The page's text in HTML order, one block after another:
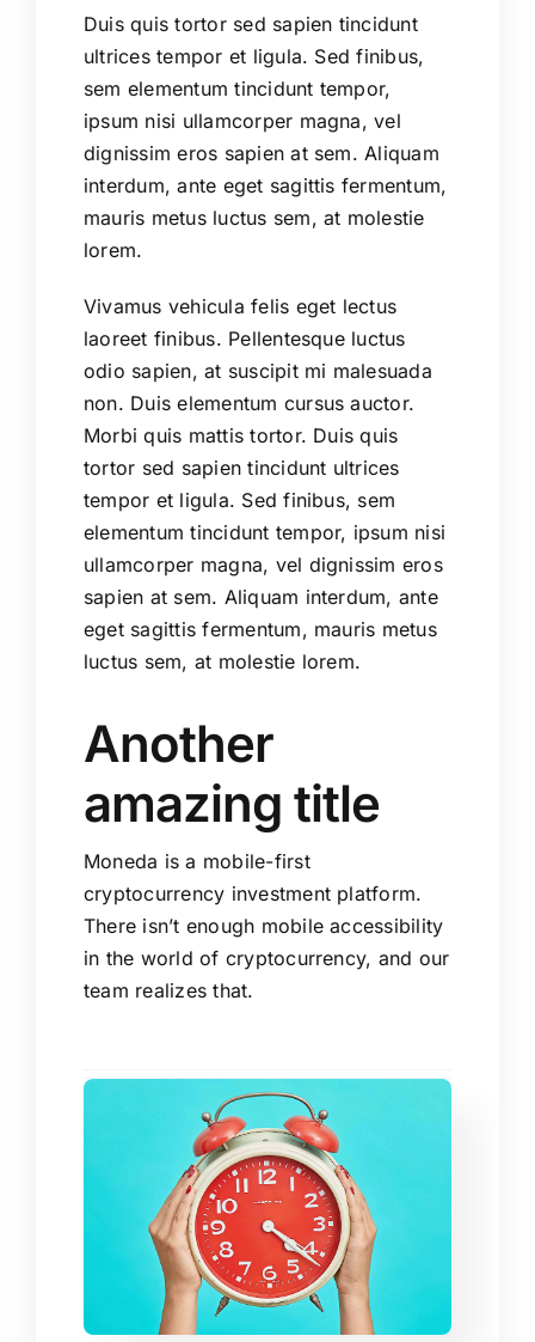
Duis quis tortor sed sapien tincidunt
ultrices tempor et ligula. Sed finibus,
sem elementum tincidunt tempor,
ipsum nisi ullamcorper magna, vel
dignissim eros sapien at sem. Aliquam
interdum, ante eget sagittis fermentum,
mauris metus luctus sem, at molestie
lorem.
Vivamus vehicula felis eget lectus
laoreet finibus. Pellentesque luctus
odio sapien, at suscipit mi malesuada
non. Duis elementum cursus auctor.
Morbi quis mattis tortor. Duis quis
tortor sed sapien tincidunt ultrices
tempor et ligula. Sed finibus, sem
elementum tincidunt tempor, ipsum nisi
ullamcorper magna, vel dignissim eros
sapien at sem. Aliquam interdum, ante
eget sagittis fermentum, mauris metus
luctus sem, at molestie lorem.
Another
amazing title
Moneda is a mobile-first
cryptocurrency investment platform.
There isn’t enough mobile accessibility
in the world of cryptocurrency, and our
team realizes that.